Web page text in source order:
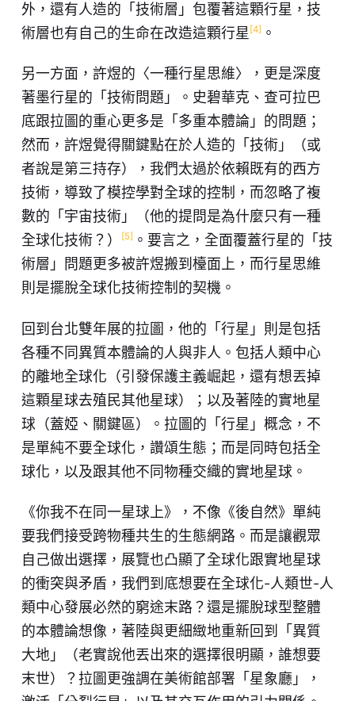
外，還有人造的「技術層」包覆著這顆行星，技
術層也有自己的生命在改造這顆行星 [4] 。
另一方面，許煜的〈一種行星思維〉，更是深度
著墨行星的「技術問題」。史碧華克、查可拉巴
底跟拉圖的重心更多是「多重本體論」的問題；
然而，許煜覺得關鍵點在於人造的「技術」（或
者說是第三持存），我們太過於依賴既有的西方
技術，導致了模控學對全球的控制，而忽略了複
數的「宇宙技術」（他的提問是為什麼只有一種
全球化技術？）
[5] 。要言之，全面覆蓋行星的「技
術層」問題更多被許煜搬到檯面上，而行星思維
則是擺脫全球化技術控制的契機。
回到台北雙年展的拉圖，他的「行星」則是包括
各種不同異質本體論的人與非人。包括人類中心
的離地全球化（引發保護主義崛起，還有想丟掉
這顆星球去殖民其他星球）；以及著陸的實地星
球（蓋婭、關鍵區）。拉圖的「行星」概念，不
是單純不要全球化，讚頌生態；而是同時包括全
球化，以及跟其他不同物種交織的實地星球。
《你我不在同一星球上》，不像《後自然》單純
要我們接受跨物種共生的生態網路。而是讓觀眾
自己做出選擇，展覽也凸顯了全球化跟實地星球
的衝突與矛盾，我們到底想要在全球化-人類世-人
類中心發展必然的窮途末路？還是擺脫球型整體
的本體論想像，著陸與更細緻地重新回到「異質
大地」（老實說他丟出來的選擇很明顯，誰想要
末世）？拉圖更強調在美術館部署「星象廳」，